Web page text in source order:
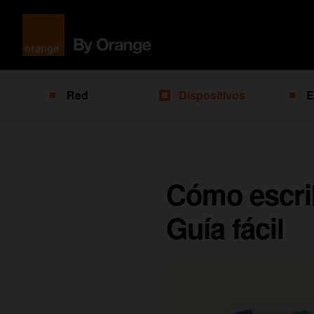
Red Dispositivos
Cómo
Guía fácil